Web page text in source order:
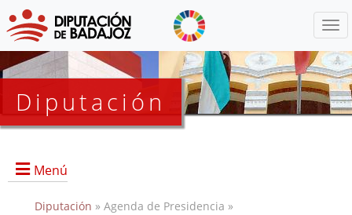
Diputación
Menú
Diputación » Agenda de Presidencia »